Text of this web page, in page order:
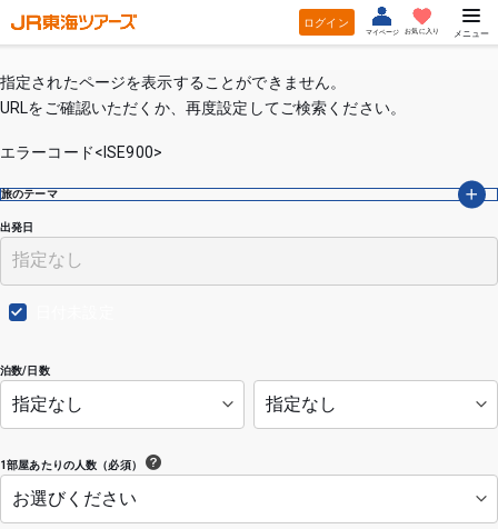
ログイン
マイページ お気に入り メニュー
指定されたページを表示することができません。
URLをご確認いただくか、再度設定してご検索ください。
エラーコード<ISE900>
出発日
泊数/日数
1部屋あたりの人数（必須）
旅のテーマ